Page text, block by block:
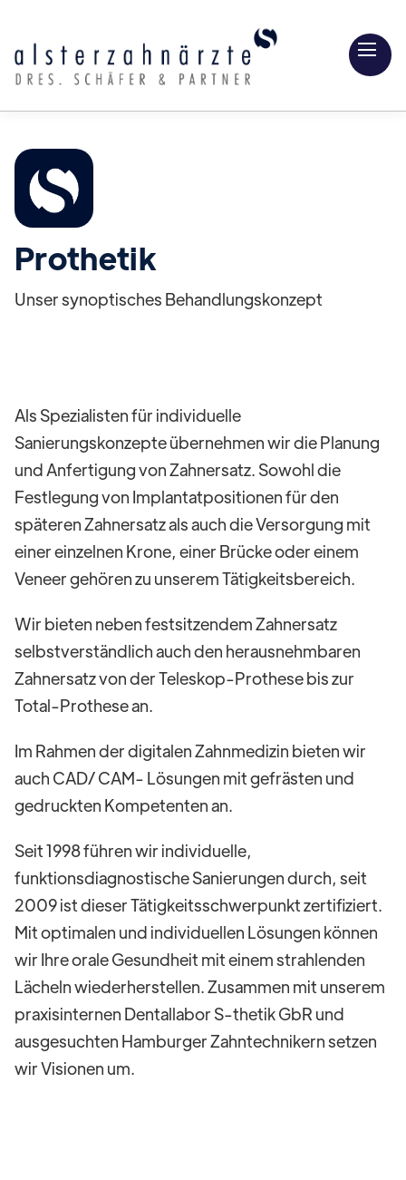
Prothetik
Unser synoptisches Behandlungskonzept
Als Spezialisten für individuelle
Sanierungskonzepte übernehmen wir die Planung
und Anfertigung von Zahnersatz. Sowohl die
Festlegung von Implantatpositionen für den
späteren Zahnersatz als auch die Versorgung mit
einer einzelnen Krone, einer Brücke oder einem
Veneer gehören zu unserem Tätigkeitsbereich.
Wir bieten neben festsitzendem Zahnersatz
selbstverständlich auch den herausnehmbaren
Zahnersatz von der Teleskop-Prothese bis zur
Total-Prothese an.
Im Rahmen der digitalen Zahnmedizin bieten wir
auch CAD/ CAM- Lösungen mit gefrästen und
gedruckten Kompetenten an.
Seit 1998 führen wir individuelle,
funktionsdiagnostische Sanierungen durch, seit
2009 ist dieser Tätigkeitsschwerpunkt zertifiziert.
Mit optimalen und individuellen Lösungen können
wir Ihre orale Gesundheit mit einem strahlenden
Lächeln wiederherstellen. Zusammen mit unserem
praxisinternen Dentallabor S-thetik GbR und
ausgesuchten Hamburger Zahntechnikern setzen
wir Visionen um.